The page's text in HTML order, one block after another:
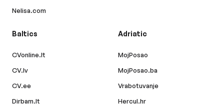
Nelisa.com
Baltics
CVonline.lt
CV.lv
CV.ee
Dirbam.lt
Adriatic
MojPosao
MojPosao.ba
Vrabotuvanje
Hercul.hr